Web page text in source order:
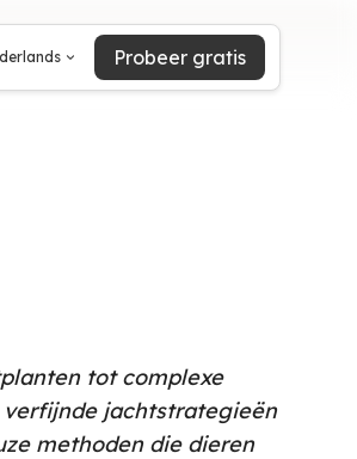
Probeer gratis
tot complexe
verfijnde jachtstrategieën
methoden die dieren